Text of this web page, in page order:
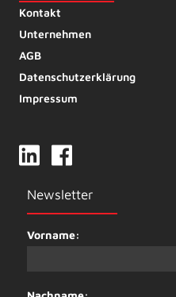
Kontakt
Unternehmen
AGB
Datenschutzerklärung
Impressum
Newsletter
Vorname: